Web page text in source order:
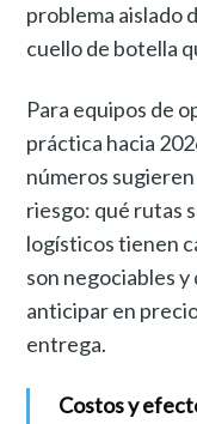
problema aislado
cuello de botella
Para equipos de
práctica hacia
números
riesgo: qué rutas
logísticos tienen
son negociables
anticipar en
entrega.
Costos y